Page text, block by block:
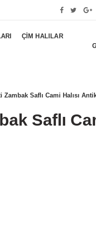
ÇIM HALILAR
Zambak Saflı Cami Halısı
Saflı